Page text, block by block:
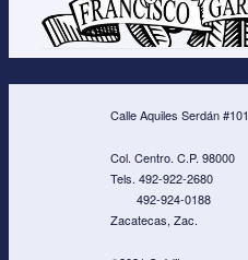
Calle Aquiles Serdán #101
Col. Centro. C.P. 98000
Tels. 492-922-2680
492-924-0188
Zacatecas, Zac.